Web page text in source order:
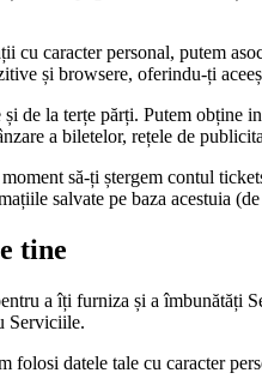
cu caracter personal, putem
și browsere, oferindu-ți
de la terțe părți. Putem obține
a biletelor, rețele de
să-ți ștergem contul
salvate pe baza acestuia
tine
a îți furniza și a îmbunătăți
Serviciile.
folosi datele tale cu caracter